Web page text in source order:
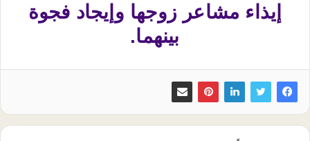
إيذاء مشاعر زوجها وإيجاد فجوة
بينهما.